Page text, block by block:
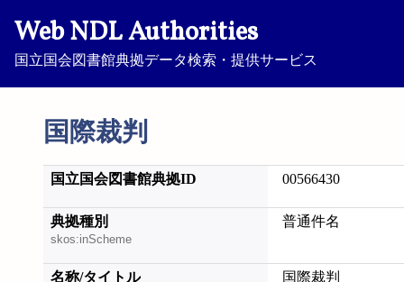
Web NDL Authorities
国立国会図書館典拠データ検索・提供サービス
国際裁判
国立国会図書館典拠ID 00566430
典拠種別
skos:inScheme
普通件名
名称/タイトル 国際裁判